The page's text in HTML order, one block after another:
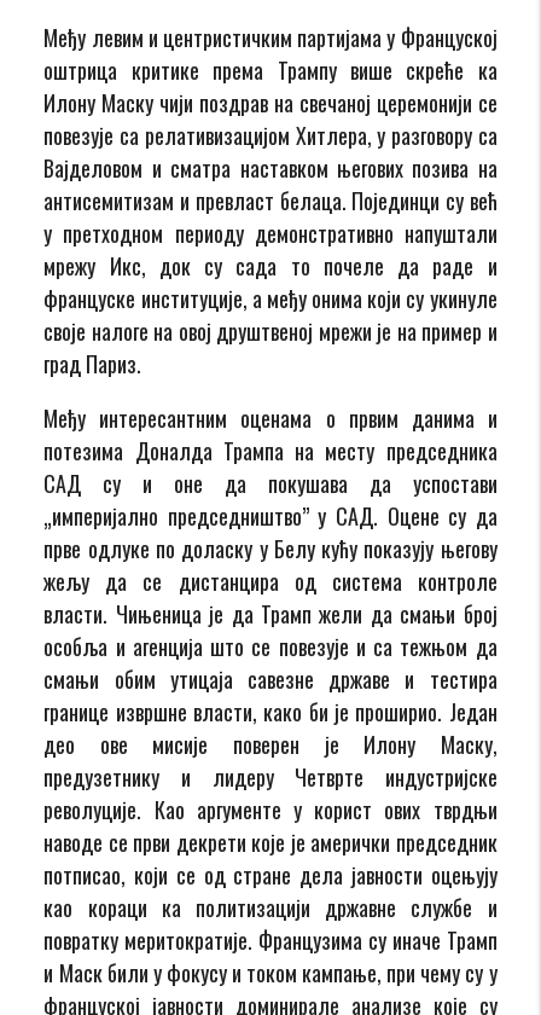
Међу левим и центристичким партијама у Француској
оштрица критике према Трампу више скреће ка
Илону Маску чији поздрав на свечаној церемонији се
повезује са релативизацијом Хитлера, у разговору са
Вајделовом и сматра наставком његових позива на
антисемитизам и превласт белаца. Појединци су већ
у претходном периоду демонстративно напуштали
мрежу Икс, док су сада то почеле да раде и
француске институције, а међу онима који су укинуле
своје налоге на овој друштвеној мрежи је на пример и
град Париз.
Међу интересантним оценама о првим данима и
потезима Доналда Трампа на месту председника
САД су и оне да покушава да успостави
„империјално председништво” у САД. Оцене су да
прве одлуке по доласку у Белу кућу показују његову
жељу да се дистанцира од система контроле
власти. Чињеница је да Трамп жели да смањи број
особља и агенција што се повезује и са тежњом да
смањи обим утицаја савезне државе и тестира
границе извршне власти, како би је проширио. Један
део ове мисије поверен је Илону Маску,
предузетнику и лидеру Четврте индустријске
револуције. Као аргументе у корист ових тврдњи
наводе се први декрети које је амерички председник
потписао, који се од стране дела јавности оцењују
као кораци ка политизацији државне службе и
повратку меритократије. Французима су иначе Трамп
и Маск били у фокусу и током кампање, при чему су у
француској јавности доминирале анализе које су